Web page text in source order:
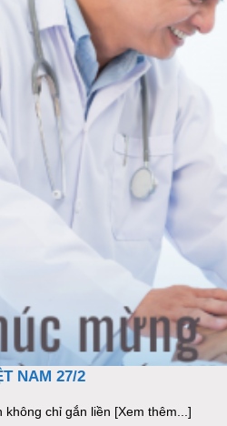
NAM 27/2
chỉ gắn liền [Xem thêm...]